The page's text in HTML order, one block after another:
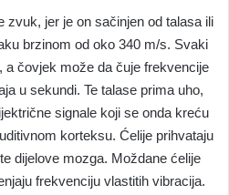
zvuk, jer je on sačinjen od talasa ili
brzinom od oko 340 m/s. Svaki
čovjek može da čuje frekvencije
u sekundi. Te talase prima uho,
signale koji se onda kreću
korteksu. Ćelije prihvataju
dijelove mozga. Moždane ćelije
frekvenciju vlastitih vibracija.